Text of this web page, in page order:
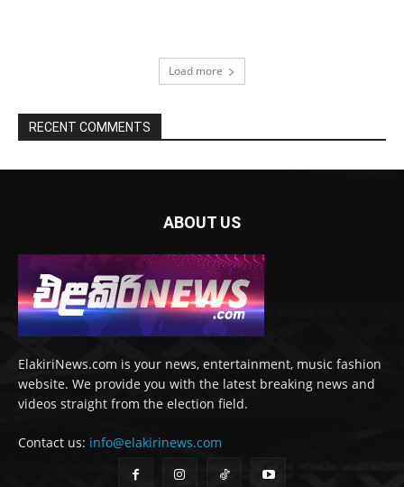
Load more
RECENT COMMENTS
ABOUT US
ElakiriNews.com is your news, entertainment, music fashion
website. We provide you with the latest breaking news and
videos straight from the election field.
Contact us: info@elakirinews.com